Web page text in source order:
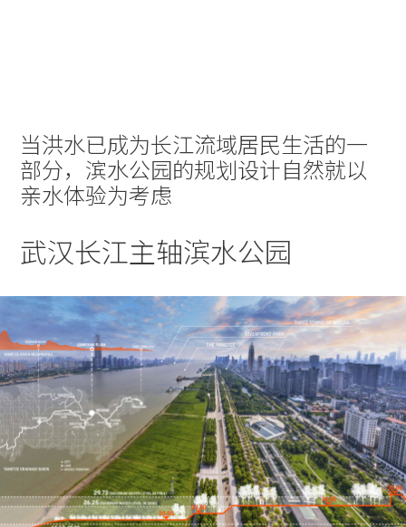
当洪水已成为长江流域居民生活的一
部分，滨水公园的规划设计自然就以
亲水体验为考虑
武汉长江主轴滨水公园